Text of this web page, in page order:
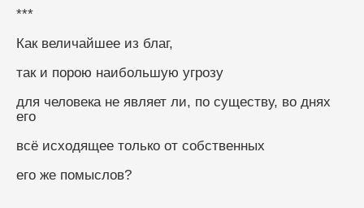
***
Как величайшее из благ,
так и порою наибольшую угрозу
для человека не являет ли, по существу, во днях
его
всё исходящее только от собственных
его же помыслов?